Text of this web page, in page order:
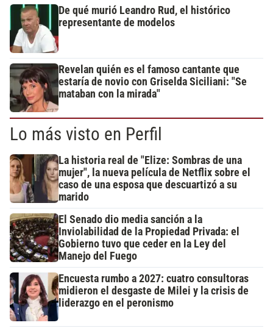
De qué murió Leandro Rud, el histórico
representante de modelos
Revelan quién es el famoso cantante que
estaría de novio con Griselda Siciliani: "Se
mataban con la mirada"
Lo más visto en Perfil
La historia real de "Elize: Sombras de una
mujer", la nueva película de Netflix sobre el
caso de una esposa que descuartizó a su
marido
El Senado dio media sanción a la
Inviolabilidad de la Propiedad Privada: el
Gobierno tuvo que ceder en la Ley del
Manejo del Fuego
Encuesta rumbo a 2027: cuatro consultoras
midieron el desgaste de Milei y la crisis de
liderazgo en el peronismo